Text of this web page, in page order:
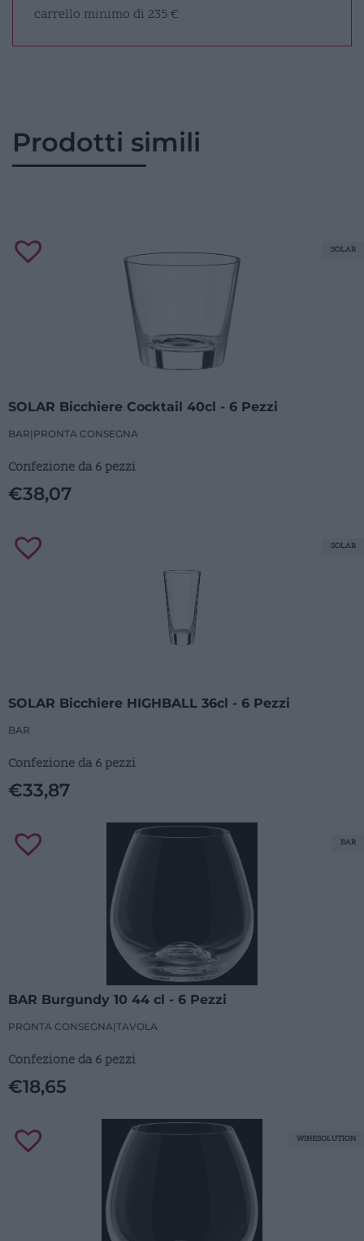
carrello minimo di 235 €
Prodotti simili
SOLAR Bicchiere Cocktail 40cl - 6 Pezzi
BAR| PRONTA CONSEGNA
Confezione da 6 pezzi
€38,07
SOLAR
SOLAR Bicchiere HIGHBALL 36cl - 6 Pezzi
BAR
Confezione da 6 pezzi
€33,87
SOLAR
BAR Burgundy 10 44 cl - 6 Pezzi
PRONTA CONSEGNA|TAVOLA
Confezione da 6 pezzi
€18,65
BAR
WINESOLUTION